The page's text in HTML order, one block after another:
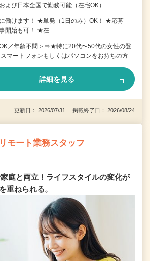
よび日本全国で勤務可能（在宅OK）
働けます！ ★単発（1日のみ）OK！ ★応募
開始も可！ ★在…
／年齢不問＞⇒★特に20代〜50代の女性の登
マートフォンもしくはパソコンをお持ちの方
詳細を見る
更新日： 2026/07/31 掲載終了日： 2026/08/24
モート業務スタッフ
庭と両立！ライフスタイルの変化が
重ねられる。